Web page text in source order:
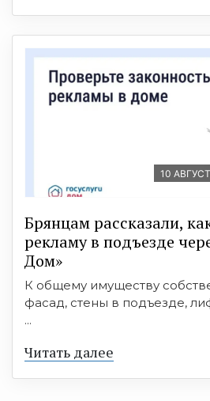
10
Брянцам рассказали,
рекламу в подъезде
Дом»
К общему имуществу
фасад, стены в подъезде,
...
Читать далее